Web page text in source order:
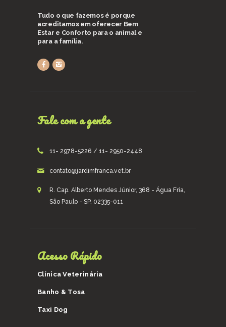
Tudo o que fazemos é porque
acreditamos em oferecer Bem
Estar e Conforto para o animal e
para a família.
Fale com a gente
11- 2978-5226 / 11- 2950-2448
contato@jardimfranca.vet.br
R. Cap. Alberto Mendes Júnior, 368 - Água Fria,
São Paulo - SP, 02335-011
Acesso Rápido
Clínica Veterinária
Banho & Tosa
Taxi Dog